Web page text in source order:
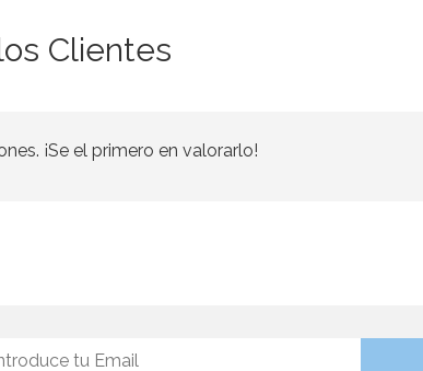
Clientes
¡Se el primero en valorarlo!